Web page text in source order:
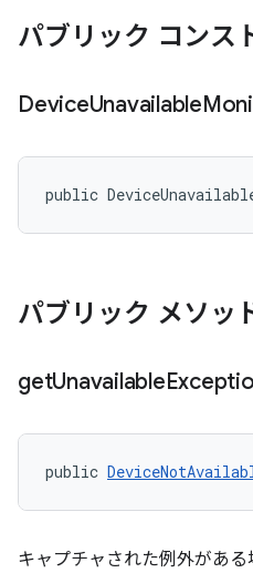
パブリック コンス
DeviceUnavailable
public
パブリック メソッ
getUnavailable
public
キャプチャされた例外があ